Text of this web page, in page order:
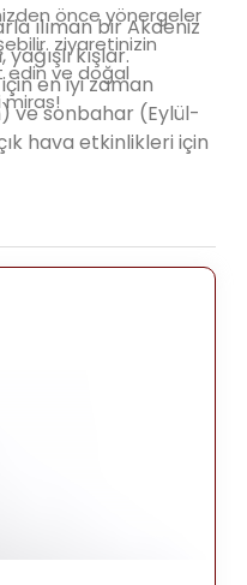
ılıman bir Akdeniz
kışlar.
en iyi zaman
ve sonbahar (Eylül-
hava etkinlikleri için
hitap eden
farklı ilgi
popüler
özelliklere
sular.
keyfini
sağlıklı
keyfini
önce yönergeler
ziyaretinizin
edin ve doğal
miras!